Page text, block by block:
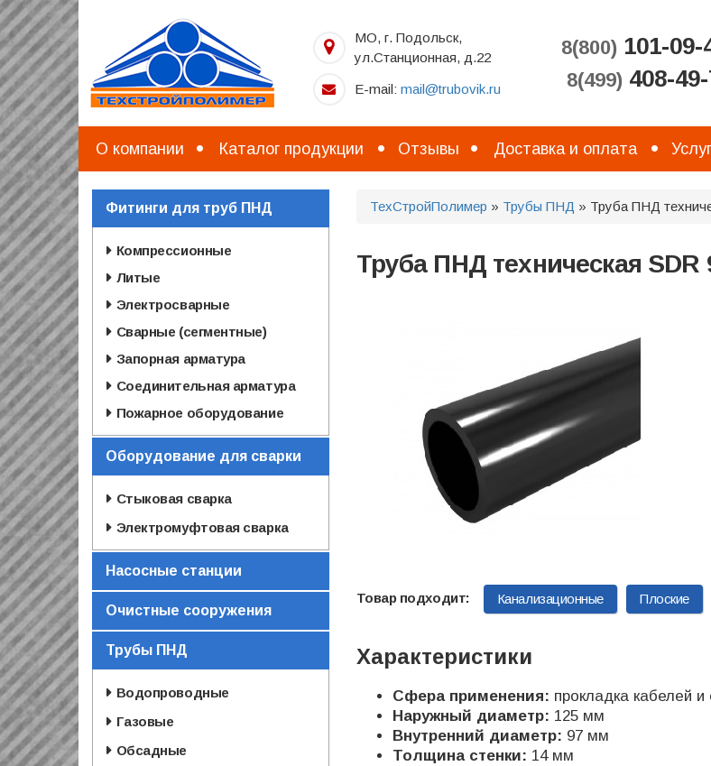
Перейти
к
основному
содержанию
МО, г. Подольск,
ул.Станционная, д.22
E-mail: mail@trubovik.ru
8(800) 101-09-
8(499) 408-
О компании Каталог продукции Отзывы Доставка и оплата
Фитинги для труб ПНД
Компрессионные
Литые
Электросварные
Сварные (сегментные)
Запорная арматура
Соединительная арматура
Пожарное оборудование
Оборудование для сварки
Стыковая сварка
Электромуфтовая сварка
Насосные станции
Очистные сооружения
Трубы ПНД
Водопроводные
Газовые
Обсадные
ТехСтройПолимер » Трубы ПНД » Труба ПНД
Труба ПНД техническая
Канализационные Плоские
Характеристики
Сфера применения: прокладка кабелей и
Наружный диаметр: 125 мм
Внутренний диаметр: 97 мм
Толщина стенки: 14 мм